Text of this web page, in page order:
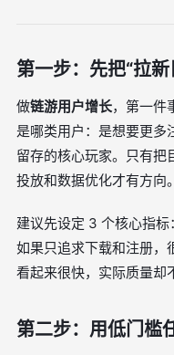
第一步：先把“拉
做链游用户增长，第一件
是哪类用户：是想要更多
留存的核心玩家。只有把
投放和数据优化才有方向。
建议先设定 3 个核心指标：
如果只追求下载和注册，
看起来很快，实际质量却
第二步：用低门槛